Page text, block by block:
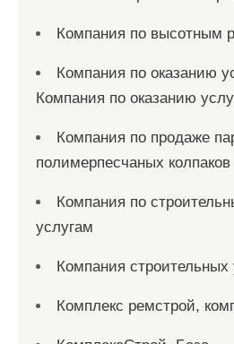
Компания по высотным
Компания по оказанию
Компания по оказанию
Компания по продаже
полимерпесчаных колпаков
Компания по
услугам
Компания строительных
Комплекс ремстрой,